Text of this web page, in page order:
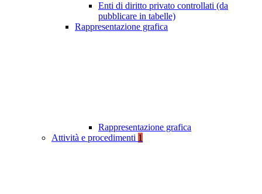
Enti di diritto privato controllati (da
pubblicare in tabelle)
Rappresentazione grafica
Rappresentazione grafica
Attività e procedimenti 1